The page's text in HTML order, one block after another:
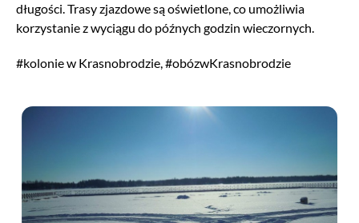
długości. Trasy zjazdowe są oświetlone, co umożliwia
korzystanie z wyciągu do późnych godzin wieczornych.
#kolonie w Krasnobrodzie, #obózwKrasnobrodzie